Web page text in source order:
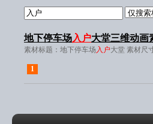
地下停车场入户大堂三维动画
素材标题：地下停车场 入户大堂 素材尺
1